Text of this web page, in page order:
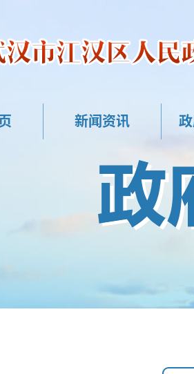
新闻资讯